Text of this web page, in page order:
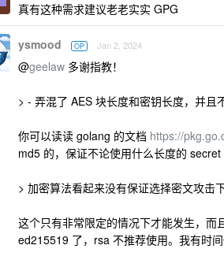
真有这种需求建议老老实实 GPG
ysmood OP Jan 2, 2024
@geelaw 多谢指教！
> - 弄混了 AES 块长度和密钥长度，并
你可以读读 golang 的文档 https://
md5 的，保证不论使用什么长度的
> 加密算法看起来没有保证选择密文攻击
这个只有非常限定的情况下才能发生，
ed215519 了，rsa 不推荐使用。我有时间